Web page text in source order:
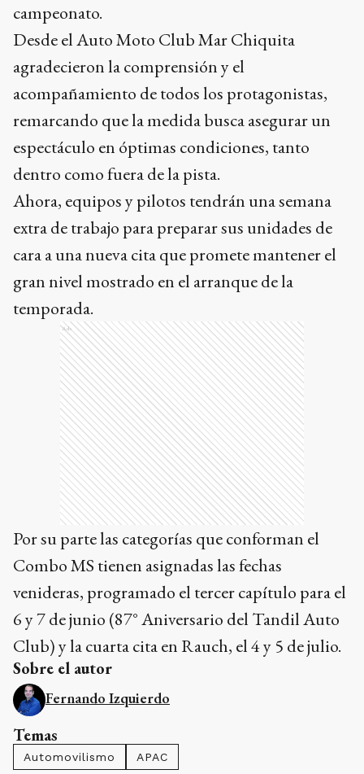
campeonato.
Desde el Auto Moto Club Mar Chiquita
agradecieron la comprensión y el
acompañamiento de todos los protagonistas,
remarcando que la medida busca asegurar un
espectáculo en óptimas condiciones, tanto
dentro como fuera de la pista.
Ahora, equipos y pilotos tendrán una semana
extra de trabajo para preparar sus unidades de
cara a una nueva cita que promete mantener el
gran nivel mostrado en el arranque de la
temporada.
Ads
Por su parte las categorías que conforman el
Combo MS tienen asignadas las fechas
venideras, programado el tercer capítulo para el
6 y 7 de junio (87° Aniversario del Tandil Auto
Club) y la cuarta cita en Rauch, el 4 y 5 de julio.
Sobre el autor
Fernando Izquierdo
Temas
Automovilismo APAC